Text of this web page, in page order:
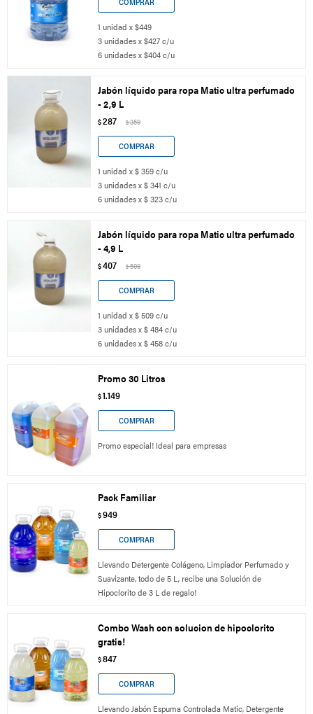
1 unidad x $449
3 unidades x $427 c/u
6 unidades x $404 c/u
Jabón líquido para ropa Matic ultra perfumado
- 2,9 L
$287 $359
1 unidad x $ 359 c/u
3 unidades x $ 341 c/u
6 unidades x $ 323 c/u
Jabón líquido para ropa Matic ultra perfumado
- 4,9 L
$407 $509
1 unidad x $ 509 c/u
3 unidades x $ 484 c/u
6 unidades x $ 458 c/u
Promo 30 Litros
$1.149
Promo especial! Ideal para empresas
Pack Familiar
$949
Llevando Detergente Colágeno, Limpiador Perfumado y
Suavizante, todo de 5 L, recibe una Solución de
Hipoclorito de 3 L de regalo!
Combo Wash con solucion de hipoclorito
gratis!
$847
Llevando Jabón Espuma Controlada Matic, Detergente